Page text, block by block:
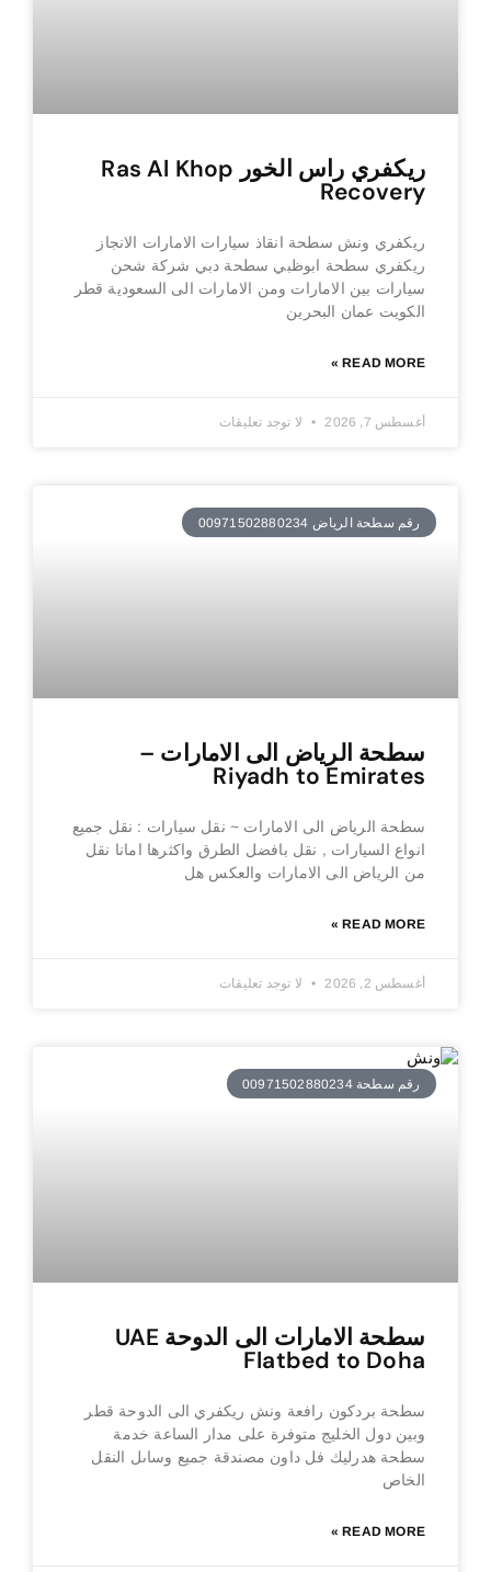
ريكفري راس الخور Ras Al Khop
Recovery
ريكفري ونش سطحة انقاذ سيارات الامارات الانجاز
ريكفري سطحة ابوظبي سطحة دبي شركة شحن
سيارات بين الامارات ومن الامارات الى السعودية قطر
الكويت عمان البحرين
READ MORE »
أغسطس 7, 2026 لا توجد تعليقات
رقم سطحة الرياض 00971502880234
سطحة الرياض الى الامارات –
Riyadh to Emirates
سطحة الرياض الى الامارات ~ نقل سيارات : نقل جميع
انواع السيارات , نقل بافضل الطرق واكثرها امانا نقل
من الرياض الى الامارات والعكس هل
READ MORE »
أغسطس 2, 2026 لا توجد تعليقات
رقم سطحة 00971502880234
سطحة الامارات الى الدوحة UAE
Flatbed to Doha
سطحة بردكون رافعة ونش ريكفري الى الدوحة قطر
وبين دول الخليج متوفرة على مدار الساعة خدمة
سطحة هدرليك فل داون مصندقة جميع وساىل النقل
الخاص
READ MORE »